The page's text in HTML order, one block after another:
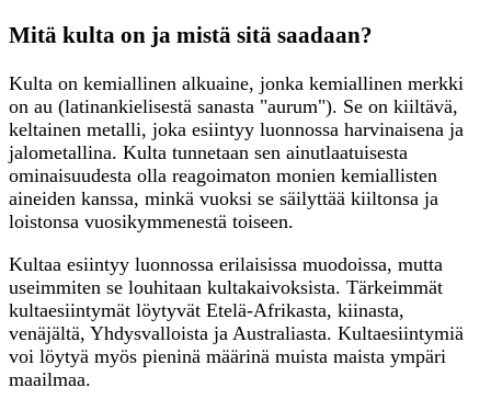
Mitä kulta on ja mistä sitä saadaan?
Kulta on kemiallinen alkuaine, jonka kemiallinen merkki
on au (latinankielisestä sanasta "aurum"). Se on kiiltävä,
keltainen metalli, joka esiintyy luonnossa harvinaisena ja
jalometallina. Kulta tunnetaan sen ainutlaatuisesta
ominaisuudesta olla reagoimaton monien kemiallisten
aineiden kanssa, minkä vuoksi se säilyttää kiiltonsa ja
loistonsa vuosikymmenestä toiseen.
Kultaa esiintyy luonnossa erilaisissa muodoissa, mutta
useimmiten se louhitaan kultakaivoksista. Tärkeimmät
kultaesiintymät löytyvät Etelä-Afrikasta, kiinasta,
venäjältä, Yhdysvalloista ja Australiasta. Kultaesiintymiä
voi löytyä myös pieninä määrinä muista maista ympäri
maailmaa.